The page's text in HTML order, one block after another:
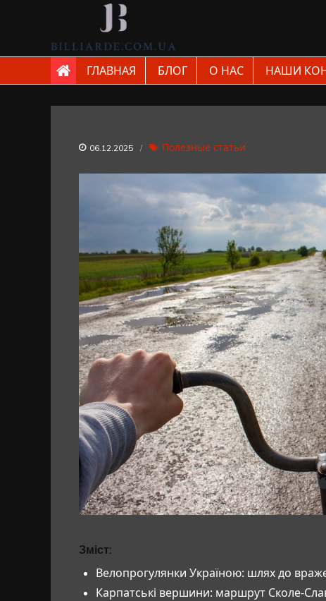
billiarde.com.ua
ГЛАВНАЯ БЛОГ О НАС НАШИ
06.12.2025 Полезные статьи
Зміст:
Велопрогулянки Україною: шлях до
Карпатські вершини: маршрут Сколе-